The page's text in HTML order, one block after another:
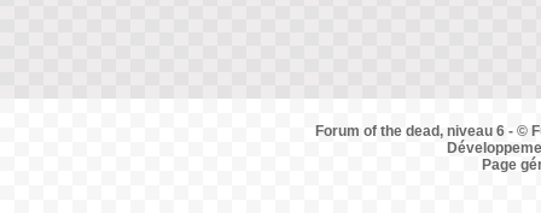
Forum of the dead, niveau 6 - ©
Page